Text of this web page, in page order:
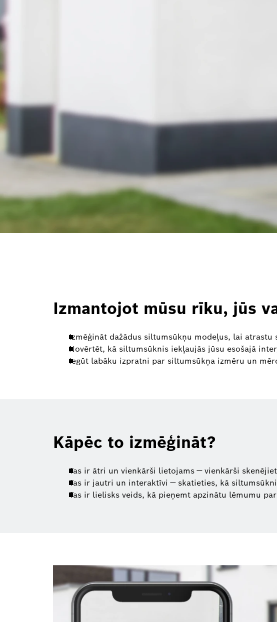
Izmantojot mūsu rīku, jūs
Izmēģināt dažādus siltumsūkņu modeļus, lai
Novērtēt, kā siltumsūknis iekļaujās jūsu esošajā
Iegūt labāku izpratni par siltumsūkņa izmēru un
Kāpēc to izmēģināt?
Tas ir ātri un vienkārši lietojams — vienkārši
Tas ir jautri un interaktīvi — skatieties, kā
Tas ir lielisks veids, kā pieņemt apzinātu lēmumu